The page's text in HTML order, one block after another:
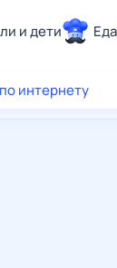
и дети Еда
интернету